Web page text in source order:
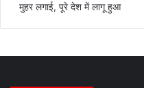
मुहर लगाई, पूरे देश में लागू हुआ